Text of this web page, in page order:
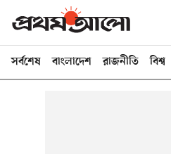
সর্বশেষ বাংলাদেশ রাজনীতি বিশ্ব